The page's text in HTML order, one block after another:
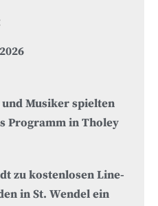
Musiker spielten
Programm in Tholey
zu kostenlosen Line-
in St. Wendel ein